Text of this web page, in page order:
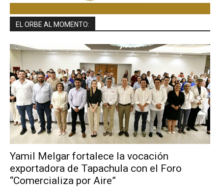
EL ORBE AL MOMENTO:
Yamil Melgar fortalece la vocación
exportadora de Tapachula con el Foro
“Comercializa por Aire”